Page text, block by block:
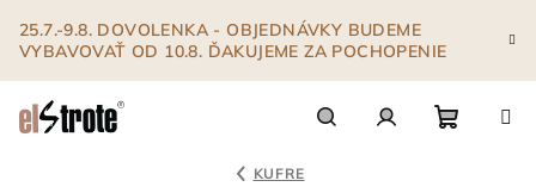
obsah
25.7.-9.8. DOVOLENKA - OBJEDNÁVKY BUDEME
VYBAVOVAŤ OD 10.8. ĎAKUJEME ZA POCHOPENIE
KUFRE